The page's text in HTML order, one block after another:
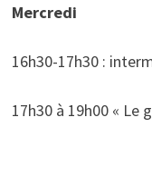
Mercredi
16h30-17h30 :
17h30 à 19h00 « Le